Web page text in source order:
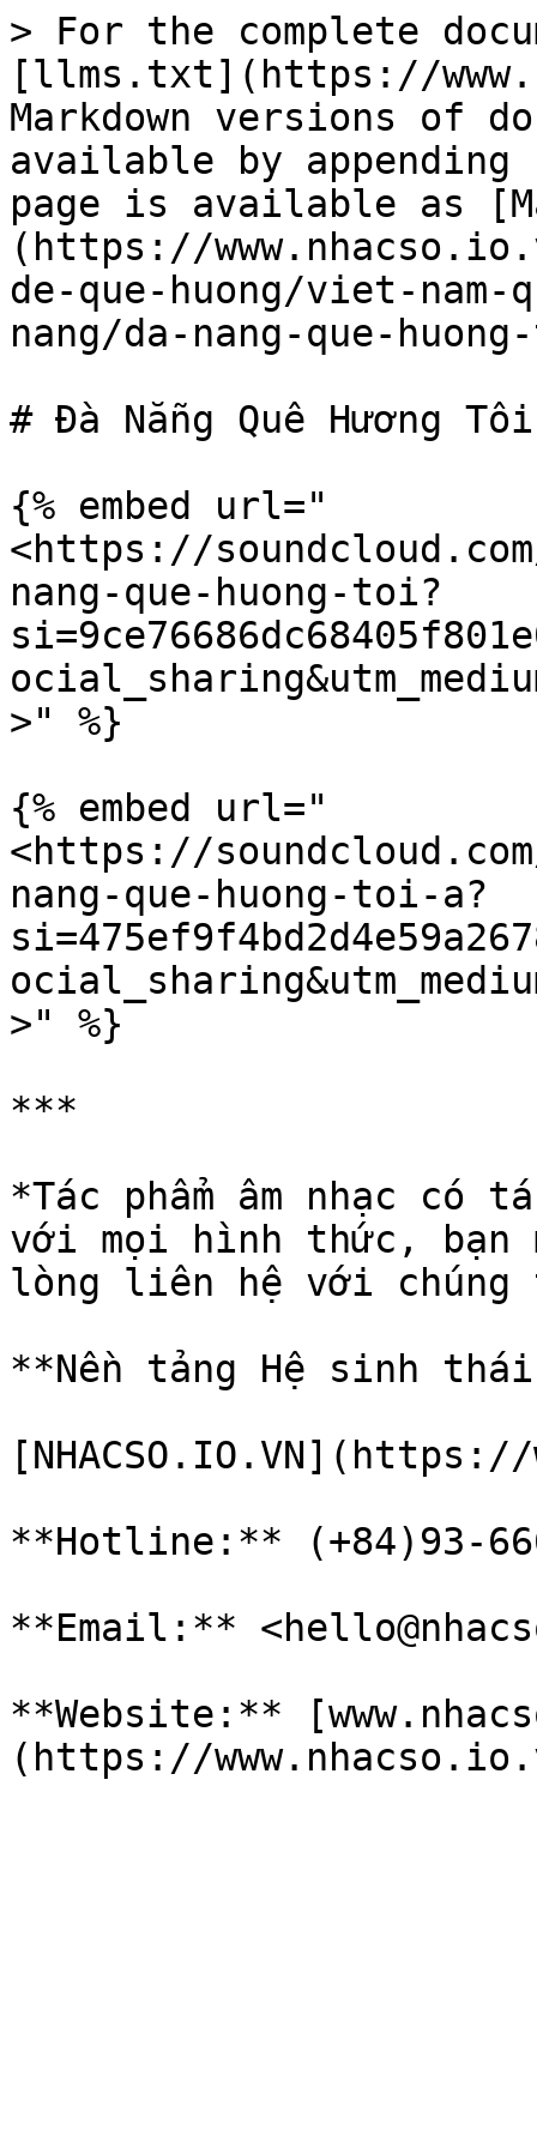
> For the complete
[llms.txt](https://
Markdown versions of
available by
page is available as
(https://
de-que-huong/viet-
nang/da-nang-que-
# Đà Nẵng Quê Hương Tôi
{% embed url="
<https://
nang-que-huong-toi?
>" %}
{% embed url="
<https://
nang-que-huong-toi-a?
>" %}
***
*Tác phẩm âm nhạc có
với mọi hình thức, bạn
lòng liên hệ với
**Nền tảng Hệ sinh
**Hotline:** (+84)93-
**Email:**
**Website:**